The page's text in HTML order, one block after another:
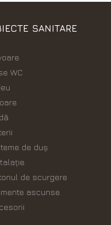
SANITARE
WC
de duș
de scurgere
ascunse